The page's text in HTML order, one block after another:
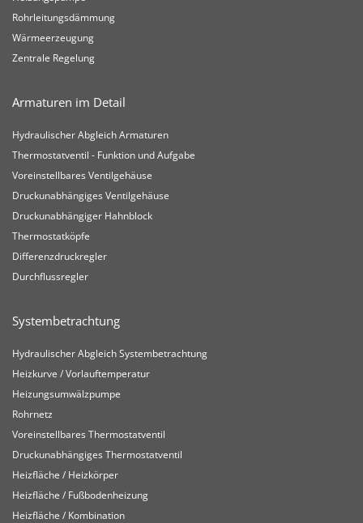
Rohrleitungsdämmung
Wärmeerzeugung
Zentrale Regelung
Armaturen im Detail
Hydraulischer Abgleich Armaturen
Thermostatventil - Funktion und Aufgabe
Voreinstellbares Ventilgehäuse
Druckunabhängiges Ventilgehäuse
Druckunabhängiger Hahnblock
Thermostatköpfe
Differenzdruckregler
Durchflussregler
Systembetrachtung
Hydraulischer Abgleich Systembetrachtung
Heizkurve / Vorlauftemperatur
Heizungsumwälzpumpe
Rohrnetz
Voreinstellbares Thermostatventil
Druckunabhängiges Thermostatventil
Heizfläche / Heizkörper
Heizfläche / Fußbodenheizung
Heizfläche / Kombination